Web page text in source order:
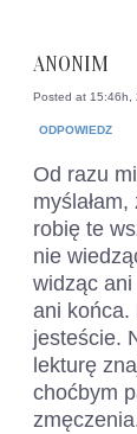
ANONIM
Posted at 15:46h,
ODPOWIEDZ
Od razu
robię te
nie
widząc
ani końca.
jesteście.
lekturę
choćbym